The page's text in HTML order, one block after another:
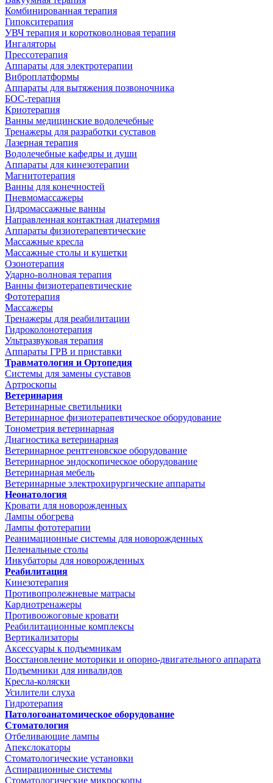
Комбинированная терапия
Гипокситерапия
УВЧ терапия и коротковолновая терапия
Ингаляторы
Прессотерапия
Аппараты для электротерапии
Виброплатформы
Аппараты для вытяжения позвоночника
БОС-терапия
Криотерапия
Ванны медицинские водолечебные
Тренажеры для разработки суставов
Лазерная терапия
Водолечебные кафедры и души
Аппараты для кинезотерапии
Магнитотерапия
Ванны для конечностей
Пневмомассажеры
Гидромассажные ванны
Направленная контактная диатермия
Аппараты физиотерапевтические
Массажные кресла
Массажные столы и кушетки
Озонотерапия
Ударно-волновая терапия
Ванны физиотерапевтические
Фототерапия
Массажеры
Тренажеры для реабилитации
Гидроколонотерапия
Ультразвуковая терапия
Аппараты ГРВ и приставки
Травматология и Ортопедия
Системы для замены суставов
Артроскопы
Ветеринария
Ветеринарные светильники
Ветеринарное физиотерапевтическое оборудование
Тонометрия ветеринарная
Диагностика ветеринарная
Ветеринарное рентгеновское оборудование
Ветеринарное эндоскопическое оборудование
Ветеринарная мебель
Ветеринарные электрохирургические аппараты
Неонатология
Кровати для новорожденных
Лампы обогрева
Лампы фототерапии
Реанимационные системы для новорожденных
Пеленальные столы
Инкубаторы для новорожденных
Реабилитация
Кинезотерапия
Противопролежневые матрасы
Кардиотренажеры
Противоожоговые кровати
Реабилитационные комплексы
Вертикализаторы
Аксессуары к подъемникам
Восстановление моторики и опорно-двигательного аппарата
Подъемники для инвалидов
Кресла-коляски
Усилители слуха
Гидротерапия
Патологоанатомическое оборудование
Стоматология
Отбеливающие лампы
Апекслокаторы
Стоматологические установки
Аспирационные системы
Стоматологические микроскопы